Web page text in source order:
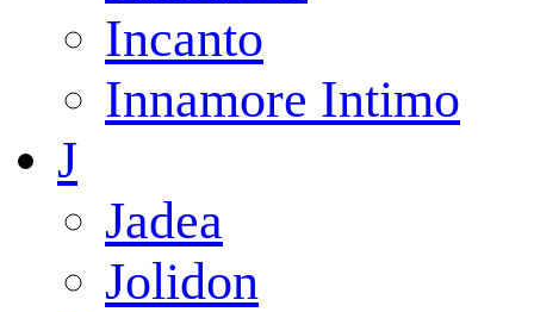
Incanto
Innamore Intimo
J
Jadea
Jolidon